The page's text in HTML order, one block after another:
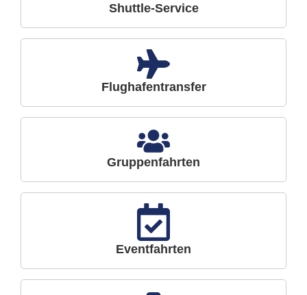
Shuttle-Service
Flughafentransfer
Gruppenfahrten
Eventfahrten